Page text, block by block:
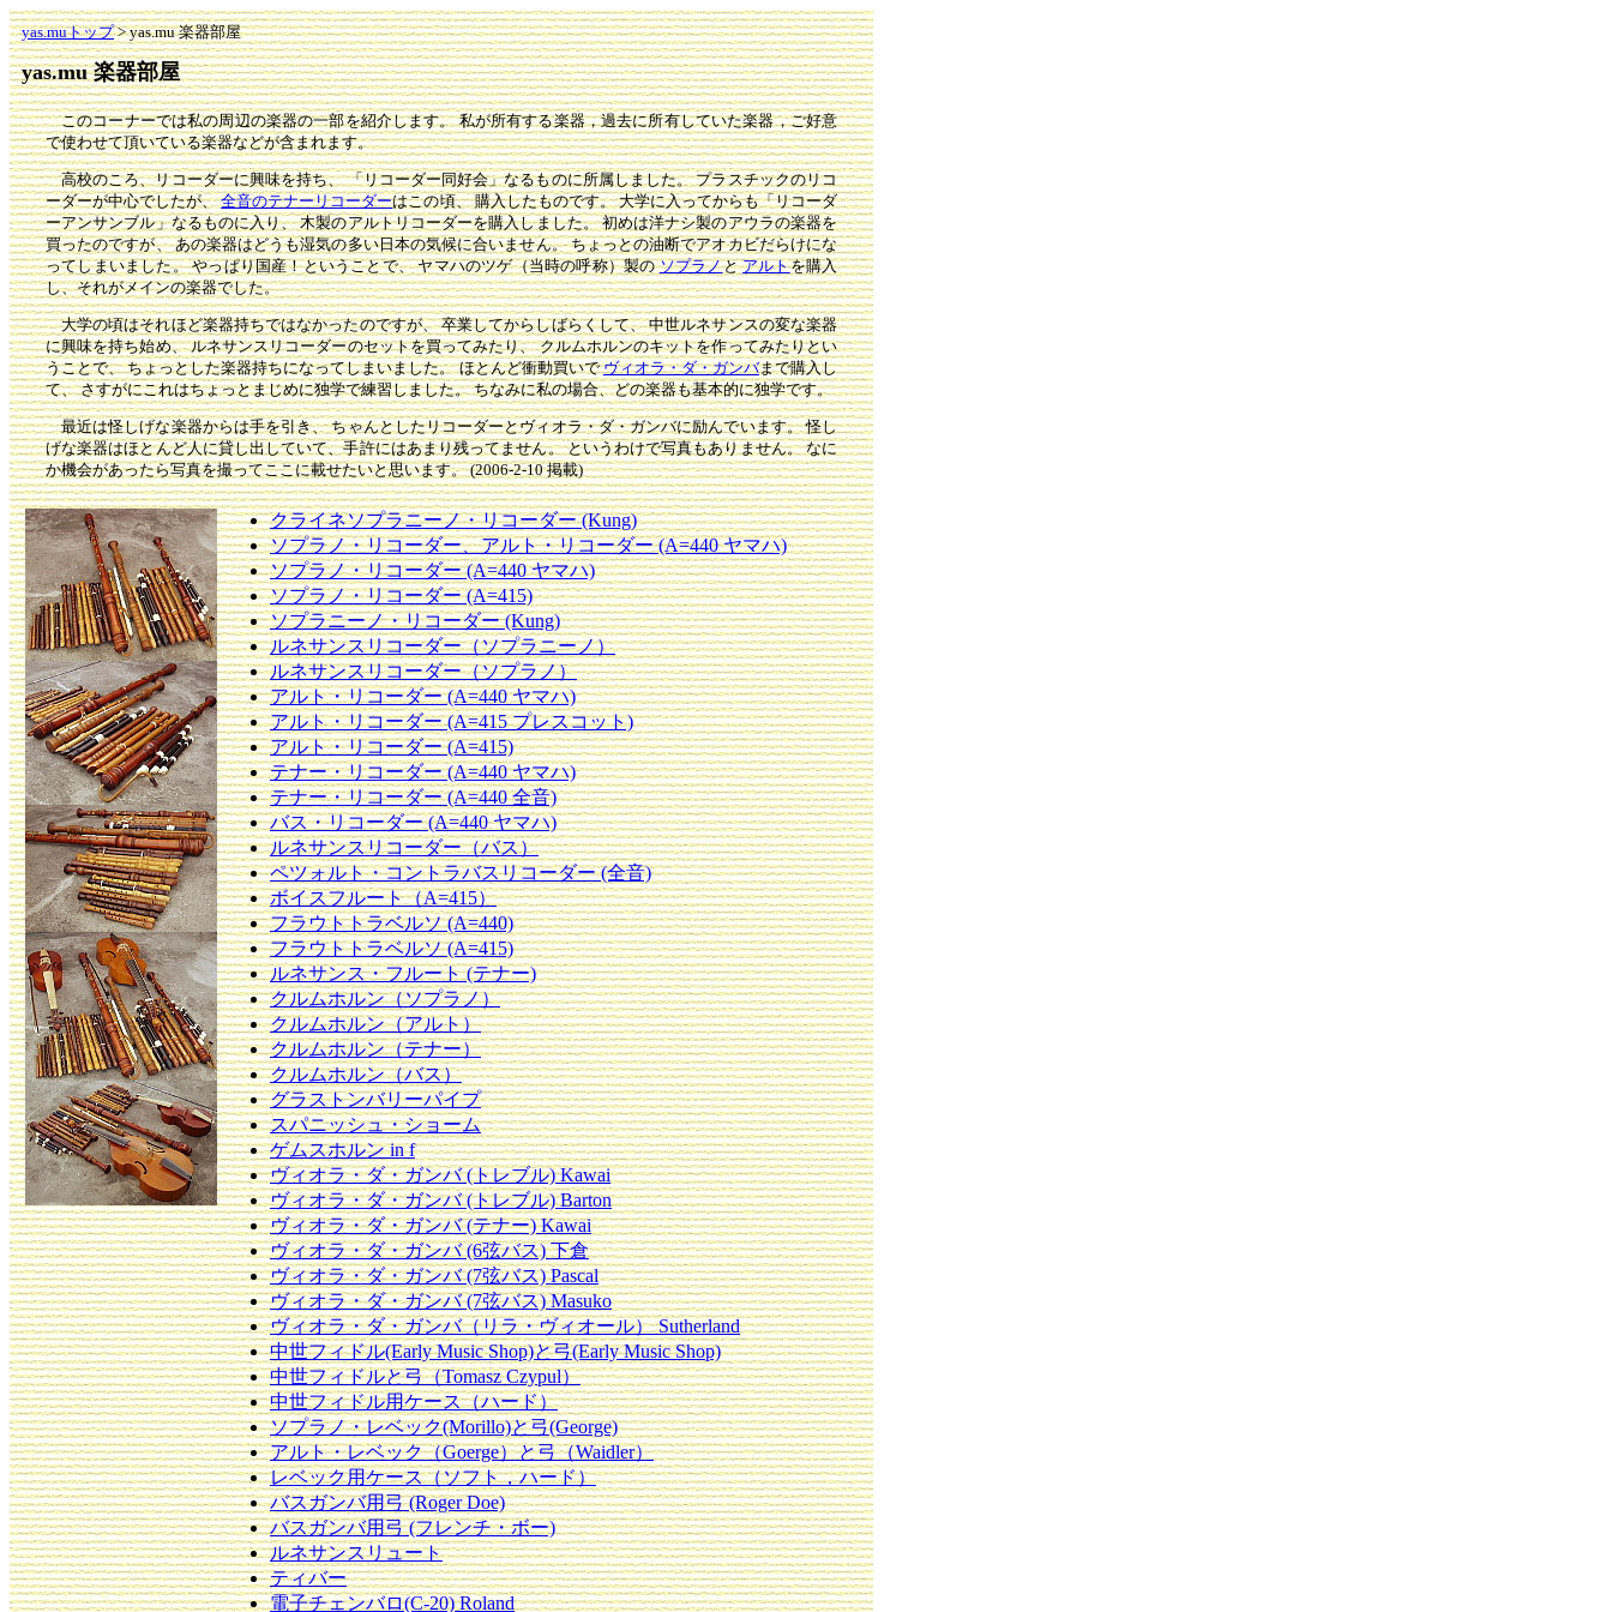
yas.muトップ> yas.mu 楽器部屋
yas.mu 楽器部屋
このコーナーでは私の周辺の楽器の一部を紹介します。 私が所有する楽器，過去に所有していた楽器，ご好意
で使わせて頂いている楽器などが含まれます。
高校のころ、リコーダーに興味を持ち、 「リコーダー同好会」なるものに所属しました。 プラスチックのリコ
ーダーが中心でしたが、全音のテナーリコーダーはこの頃、 購入したものです。 大学に入ってからも「リコーダ
ーアンサンブル」なるものに入り、 木製のアルトリコーダーを購入しました。 初めは洋ナシ製のアウラの楽器を
買ったのですが、 あの楽器はどうも湿気の多い日本の気候に合いません。 ちょっとの油断でアオカビだらけにな
ってしまいました。 やっぱり国産！ということで、 ヤマハのツゲ（当時の呼称）製のソプラノとアルトを購入
し、それがメインの楽器でした。
大学の頃はそれほど楽器持ちではなかったのですが、 卒業してからしばらくして、 中世ルネサンスの変な楽器
に興味を持ち始め、 ルネサンスリコーダーのセットを買ってみたり、 クルムホルンのキットを作ってみたりとい
うことで、 ちょっとした楽器持ちになってしまいました。 ほとんど衝動買いでヴィオラ・ダ・ガンバまで購入し
て、 さすがにこれはちょっとまじめに独学で練習しました。 ちなみに私の場合、どの楽器も基本的に独学です。
最近は怪しげな楽器からは手を引き、 ちゃんとしたリコーダーとヴィオラ・ダ・ガンバに励んでいます。 怪し
げな楽器はほとんど人に貸し出していて、手許にはあまり残ってません。 というわけで写真もありません。 なに
か機会があったら写真を撮ってここに載せたいと思います。 (2006-2-10 掲載)
クライネソプラニーノ・リコーダー (Kung)
ソプラノ・リコーダー、アルト・リコーダー (A=440 ヤマハ)
ソプラノ・リコーダー (A=440 ヤマハ)
ソプラノ・リコーダー (A=415)
ソプラニーノ・リコーダー (Kung)
ルネサンスリコーダー（ソプラニーノ）
ルネサンスリコーダー（ソプラノ）
アルト・リコーダー (A=440 ヤマハ)
アルト・リコーダー (A=415 プレスコット)
アルト・リコーダー (A=415)
テナー・リコーダー (A=440 ヤマハ)
テナー・リコーダー (A=440 全音)
バス・リコーダー (A=440 ヤマハ)
ルネサンスリコーダー（バス）
ペツォルト・コントラバスリコーダー (全音)
ボイスフルート（A=415）
フラウトトラベルソ (A=440)
フラウトトラベルソ (A=415)
ルネサンス・フルート (テナー)
クルムホルン（ソプラノ）
クルムホルン（アルト）
クルムホルン（テナー）
クルムホルン（バス）
グラストンバリーパイプ
スパニッシュ・ショーム
ゲムスホルン in f
ヴィオラ・ダ・ガンバ (トレブル) Kawai
ヴィオラ・ダ・ガンバ (トレブル) Barton
ヴィオラ・ダ・ガンバ (テナー) Kawai
ヴィオラ・ダ・ガンバ (6弦バス) 下倉
ヴィオラ・ダ・ガンバ (7弦バス) Pascal
ヴィオラ・ダ・ガンバ (7弦バス) Masuko
ヴィオラ・ダ・ガンバ（リラ・ヴィオール） Sutherland
中世フィドル(Early Music Shop)と弓(Early Music Shop)
中世フィドルと弓（Tomasz Czypul）
中世フィドル用ケース（ハード）
ソプラノ・レベック(Morillo)と弓(George)
アルト・レベック（Goerge）と弓（Waidler）
レベック用ケース（ソフト，ハード）
バスガンバ用弓 (Roger Doe)
バスガンバ用弓 (フレンチ・ボー)
ルネサンスリュート
ティバー
電子チェンバロ(C-20) Roland